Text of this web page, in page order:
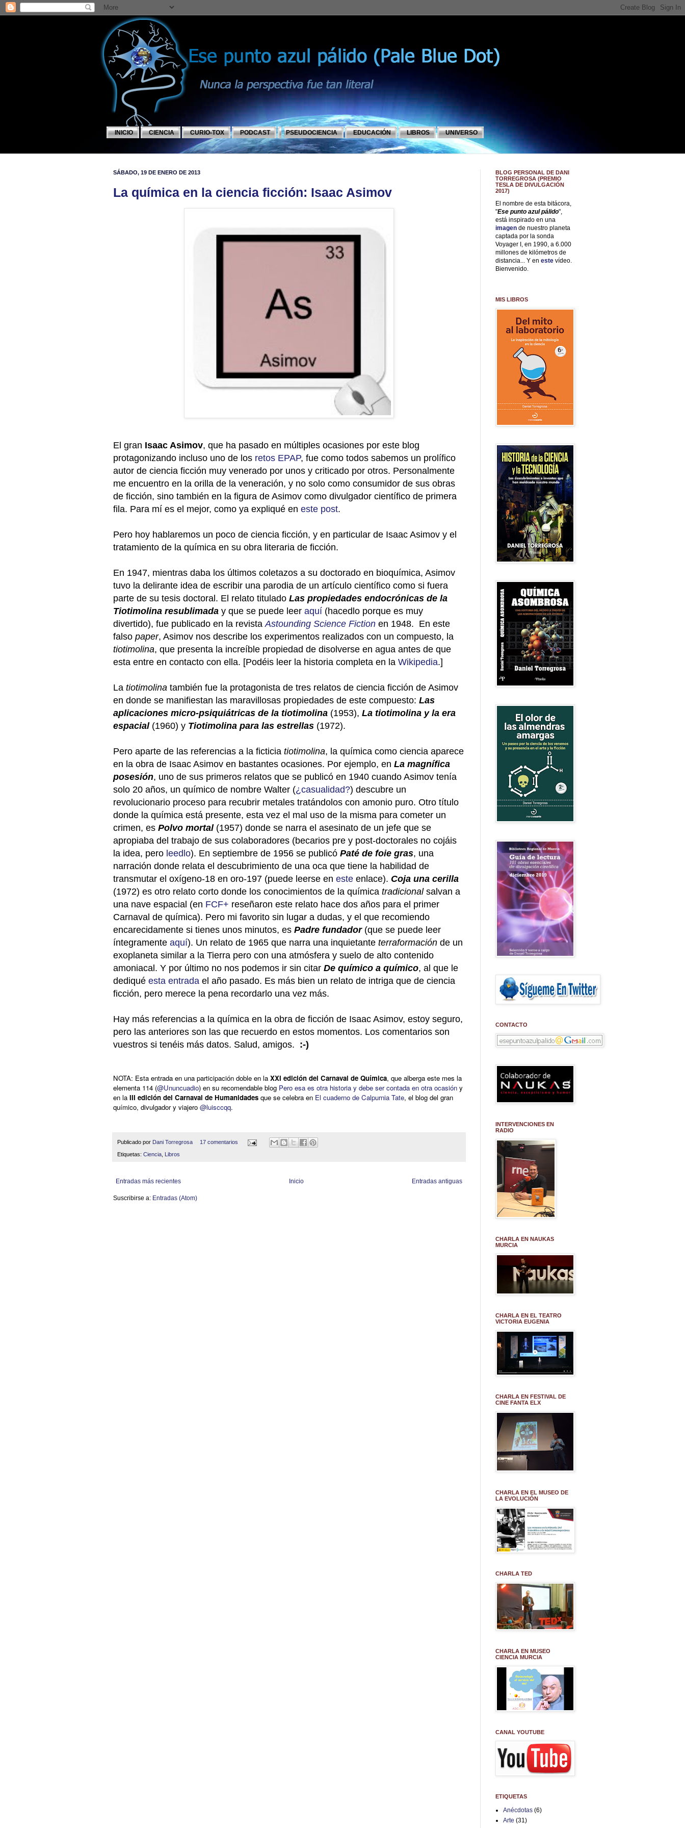
INICIO CIENCIA CURIO-TOX PODCAST PSEUDOCIENCIA EDUCACIÓN LIBROS UNIVERSO
SÁBADO, 19 DE ENERO DE 2013
La química en la ciencia ficción: Isaac Asimov
El gran Isaac Asimov, que ha pasado en múltiples ocasiones por este blog
protagonizando incluso uno de los retos EPAP, fue como todos sabemos un prolífico
autor de ciencia ficción muy venerado por unos y criticado por otros. Personalmente
me encuentro en la orilla de la veneración, y no solo como consumidor de sus obras
de ficción, sino también en la figura de Asimov como divulgador científico de primera
fila. Para mí es el mejor, como ya expliqué en este post.
Pero hoy hablaremos un poco de ciencia ficción, y en particular de Isaac Asimov y el
tratamiento de la química en su obra literaria de ficción.
En 1947, mientras daba los últimos coletazos a su doctorado en bioquímica, Asimov
tuvo la delirante idea de escribir una parodia de un artículo científico como si fuera
parte de su tesis doctoral. El relato titulado Las propiedades endocrónicas de la
Tiotimolina resublimada y que se puede leer aquí (hacedlo porque es muy
divertido), fue publicado en la revista Astounding Science Fiction en 1948. En este
falso paper, Asimov nos describe los experimentos realizados con un compuesto, la
tiotimolina, que presenta la increíble propiedad de disolverse en agua antes de que
esta entre en contacto con ella. [Podéis leer la historia completa en la Wikipedia.]
La tiotimolina también fue la protagonista de tres relatos de ciencia ficción de Asimov
en donde se manifiestan las maravillosas propiedades de este compuesto: Las
aplicaciones micro-psiquiátricas de la tiotimolina (1953), La tiotimolina y la era
espacial(1960) y Tiotimolina para las estrellas (1972).
Pero aparte de las referencias a la ficticia tiotimolina, la química como ciencia aparece
en la obra de Isaac Asimov en bastantes ocasiones. Por ejemplo, en La magnífica
posesión, uno de sus primeros relatos que se publicó en 1940 cuando Asimov tenía
solo 20 años, un químico de nombre Walter (¿casualidad?) descubre un
revolucionario proceso para recubrir metales tratándolos con amonio puro. Otro título
donde la química está presente, esta vez el mal uso de la misma para cometer un
crimen, es Polvo mortal (1957) donde se narra el asesinato de un jefe que se
apropiaba del trabajo de sus colaboradores (becarios pre y post-doctorales no cojáis
la idea, pero leedlo). En septiembre de 1956 se publicó Paté de foie gras, una
narración donde relata el descubrimiento de una oca que tiene la habilidad de
transmutar el oxígeno-18 en oro-197 (puede leerse en este enlace). Coja una cerilla
(1972) es otro relato corto donde los conocimientos de la química tradicionalsalvan a
una nave espacial (en FCF+ reseñaron este relato hace dos años para el primer
Carnaval de química). Pero mi favorito sin lugar a dudas, y el que recomiendo
encarecidamente si tienes unos minutos, es Padre fundador(que se puede leer
íntegramente aquí). Un relato de 1965 que narra una inquietante terraformación de un
exoplaneta similar a la Tierra pero con una atmósfera y suelo de alto contenido
amoniacal. Y por último no nos podemos ir sin citar De químico a químico, al que le
dediqué esta entrada el año pasado. Es más bien un relato de intriga que de ciencia
ficción, pero merece la pena recordarlo una vez más.
Hay más referencias a la química en la obra de ficción de Isaac Asimov, estoy seguro,
pero las anteriores son las que recuerdo en estos momentos. Los comentarios son
vuestros si tenéis más datos. Salud, amigos. :-)
NOTA: Esta entrada en una participación doble en la XXI edición del Carnaval de Química, que alberga este mes la
elementa 114 (@Ununcuadio) en su recomendable blog Pero esa es otra historia y debe ser contada en otra ocasión y
en la III edición del Carnaval de Humanidades que se celebra en El cuaderno de Calpurnia Tate, el blog del gran
químico, divulgador y viajero @luisccqq.
Publicado por Dani Torregrosa 17 comentarios
Etiquetas: Ciencia Libros
Entradas más recientes Entradas antiguas
Inicio
Suscribirse a: Entradas (Atom)
BLOG PERSONAL DE DANI
TORREGROSA (PREMIO
TESLA DE DIVULGACIÓN
2017)
El nombre de esta bitácora,
"Ese punto azul pálido",
está inspirado en una
imagen de nuestro planeta
captada por la sonda
Voyager I, en 1990, a 6.000
millones de kilómetros de
distancia... Y en este vídeo.
Bienvenido.
MIS LIBROS
CONTACTO
INTERVENCIONES EN
RADIO
CHARLA EN NAUKAS
MURCIA
CHARLA EN EL TEATRO
VICTORIA EUGENIA
CHARLA EN FESTIVAL DE
CINE FANTA ELX
CHARLA EN EL MUSEO DE
LA EVOLUCIÓN
CHARLA TED
CHARLA EN MUSEO
CIENCIA MURCIA
CANAL YOUTUBE
ETIQUETAS
Anécdotas (6)
Arte (31)